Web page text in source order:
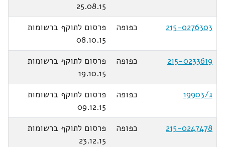
25.08.15
215-0276303
כפופה
פרסום לתוקף ברשומות
08.10.15
215-0233619
כפופה
פרסום לתוקף ברשומות
19.10.15
ג/19903
כפופה
פרסום לתוקף ברשומות
09.12.15
215-0247478
כפופה
פרסום לתוקף ברשומות
23.12.15